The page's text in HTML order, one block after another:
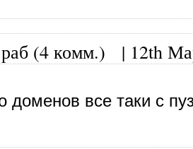
(4 комм.) | 12th
доменов все таки с